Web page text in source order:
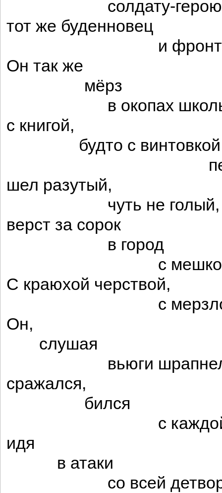
солдату-
тот же буденновец
и
Он так же
мёрз
в окопах
с книгой,
будто с
шел разутый,
чуть не голый,
верст за сорок
в город
с
С краюхой черствой,
с мерзлой
Он,
слушая
вьюги
сражался,
бился
с каждой
идя
в атаки
со всей